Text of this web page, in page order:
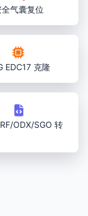
全气囊复位
EDC17 克隆
ODX/SGO 转